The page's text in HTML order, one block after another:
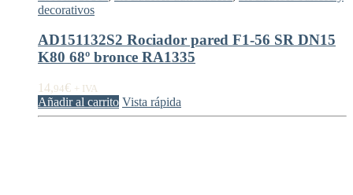
decorativos
AD151132S2 Rociador pared F1-56 SR DN15
K80 68º bronce RA1335
14,94€ + IVA
Añadir al carrito Vista rápida